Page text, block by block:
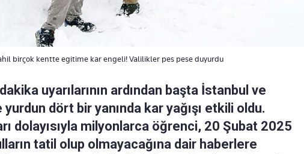
birçok kentte egitime kar engeli! Valilikler pes pese duyurdu
uyarılarının ardından başta İstanbul ve
dört bir yanında kar yağışı etkili oldu.
dolayısıyla milyonlarca öğrenci, 20 Şubat 2025
tatil olup olmayacağına dair haberlere